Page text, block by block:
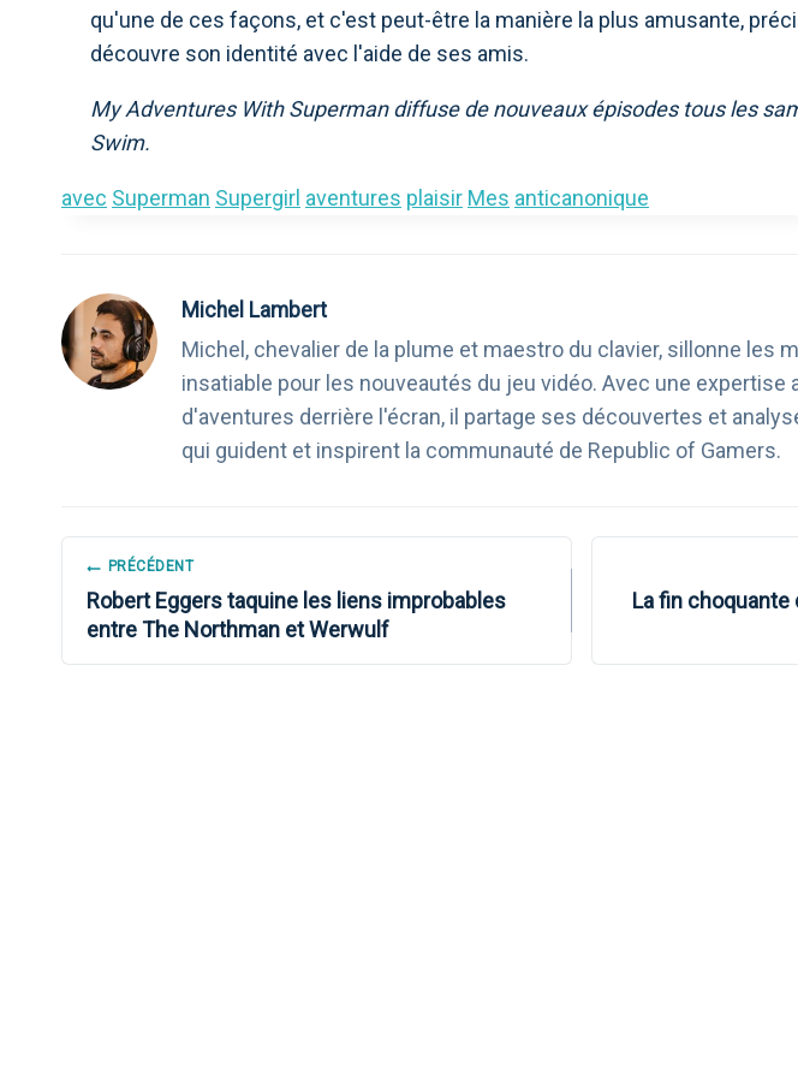
qu'une de ces façons, et c'est peut-être la manière la plus amusante,
découvre son identité avec l'aide de ses amis.
My Adventures With Superman diffuse de nouveaux épisodes tous les
Swim.
avec Superman Supergirl aventures plaisir Mes anticanonique
Michel Lambert
Michel, chevalier de la plume et maestro du clavier, sillonne les
insatiable pour les nouveautés du jeu vidéo. Avec une expertise
d'aventures derrière l'écran, il partage ses découvertes et
qui guident et inspirent la communauté de Republic of Gamers.
NAVIGATION
DE
PRÉCÉDENT
Robert Eggers taquine les liens improbables
entre The Northman et Werwulf
La fin choquante